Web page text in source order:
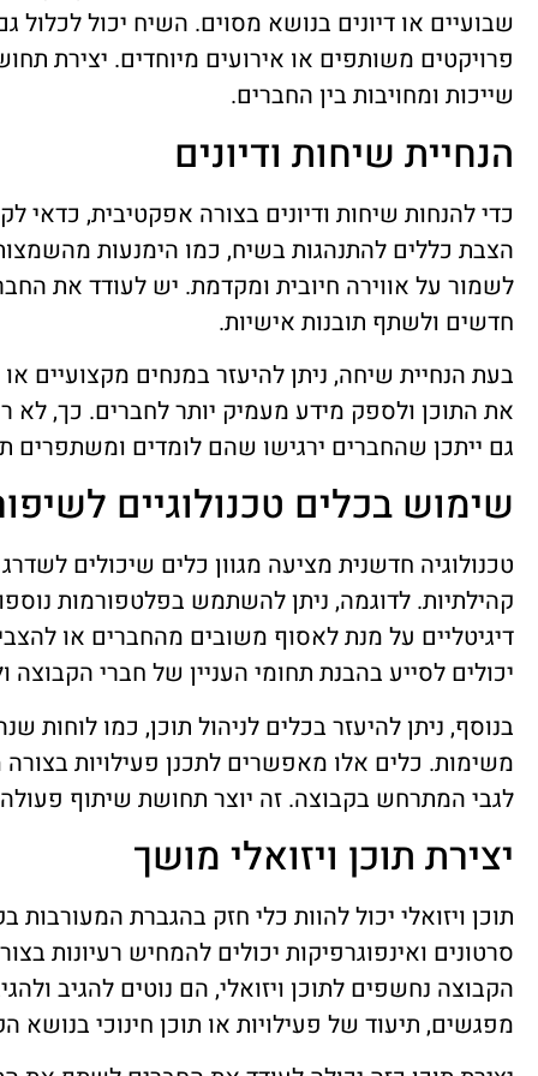
שבועיים או דיונים בנושא מסוים. השיח יכול לכלול
פרויקטים משותפים או אירועים מיוחדים. יצירת
שייכות ומחויבות בין החברים.
הנחיית שיחות ודיונים
כדי להנחות שיחות ודיונים בצורה אפקטיבית, כדאי
הצבת כללים להתנהגות בשיח, כמו הימנעות
לשמור על אווירה חיובית ומקדמת. יש לעודד את
חדשים ולשתף תובנות אישיות.
בעת הנחיית שיחה, ניתן להיעזר במנחים מקצועיים
את התוכן ולספק מידע מעמיק יותר לחברים. כך, לא
גם ייתכן שהחברים ירגישו שהם לומדים ומשתפרים
שימוש בכלים טכנולוגיים
טכנולוגיה חדשנית מציעה מגוון כלים שיכולים
קהילתיות. לדוגמה, ניתן להשתמש בפלטפורמות
דיגיטליים על מנת לאסוף משובים מהחברים או
יכולים לסייע בהבנת תחומי העניין של חברי
בנוסף, ניתן להיעזר בכלים לניהול תוכן, כמו לוחות
משימות. כלים אלו מאפשרים לתכנן פעילויות
לגבי המתרחש בקבוצה. זה יוצר תחושת שיתוף
יצירת תוכן ויזואלי מושך
תוכן ויזואלי יכול להוות כלי חזק בהגברת המעורבות
סרטונים ואינפוגרפיקות יכולים להמחיש רעיונות
הקבוצה נחשפים לתוכן ויזואלי, הם נוטים להגיב
מפגשים, תיעוד של פעילויות או תוכן חינוכי בנושא